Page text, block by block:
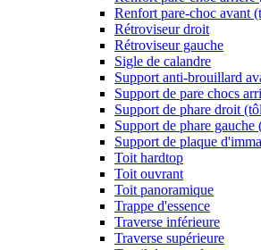
Renfort pare-choc avant
Rétroviseur droit
Rétroviseur gauche
Sigle de calandre
Support anti-brouillard
Support de pare chocs
Support de phare droit
Support de phare gauche
Support de plaque
Toit hardtop
Toit ouvrant
Toit panoramique
Trappe d'essence
Traverse inférieure
Traverse supérieure